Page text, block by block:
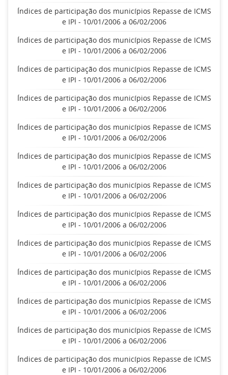
Índices de participação dos municípios Repasse de ICMS
e IPI - 10/01/2006 a 06/02/2006
Índices de participação dos municípios Repasse de ICMS
e IPI - 10/01/2006 a 06/02/2006
Índices de participação dos municípios Repasse de ICMS
e IPI - 10/01/2006 a 06/02/2006
Índices de participação dos municípios Repasse de ICMS
e IPI - 10/01/2006 a 06/02/2006
Índices de participação dos municípios Repasse de ICMS
e IPI - 10/01/2006 a 06/02/2006
Índices de participação dos municípios Repasse de ICMS
e IPI - 10/01/2006 a 06/02/2006
Índices de participação dos municípios Repasse de ICMS
e IPI - 10/01/2006 a 06/02/2006
Índices de participação dos municípios Repasse de ICMS
e IPI - 10/01/2006 a 06/02/2006
Índices de participação dos municípios Repasse de ICMS
e IPI - 10/01/2006 a 06/02/2006
Índices de participação dos municípios Repasse de ICMS
e IPI - 10/01/2006 a 06/02/2006
Índices de participação dos municípios Repasse de ICMS
e IPI - 10/01/2006 a 06/02/2006
Índices de participação dos municípios Repasse de ICMS
e IPI - 10/01/2006 a 06/02/2006
Índices de participação dos municípios Repasse de ICMS
e IPI - 10/01/2006 a 06/02/2006